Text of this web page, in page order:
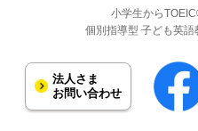
小学生から
個別指導型 子ども英語
法人さま
お問い合わせ